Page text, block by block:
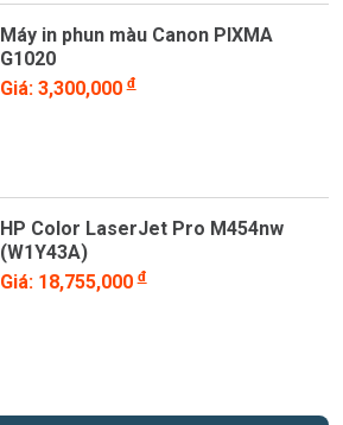
Máy in phun màu Canon PIXMA
G1020
Giá: 3,300,000đ
HP Color LaserJet Pro M454nw
(W1Y43A)
Giá: 18,755,000đ